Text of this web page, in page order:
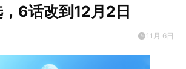
6话改到12月2日
11月 6日